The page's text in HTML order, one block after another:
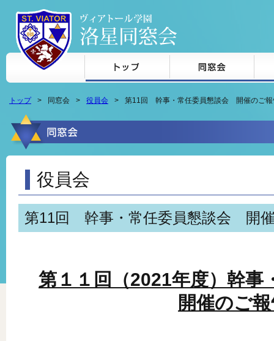
本文へジャンプ
トップ 同窓会 役員会 第11回 幹事・常任委員懇談会 開催のご報
役員会
第11回 幹事・常任委員懇談会 開
第１１回（2021年度）幹
開催のご